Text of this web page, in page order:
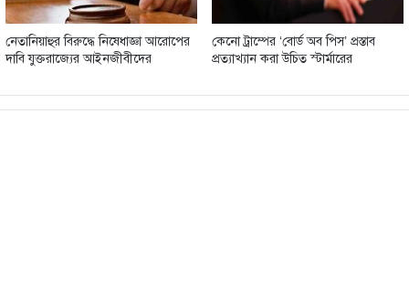
নেতানিয়াহুর বিরুদ্ধে নিষেধাজ্ঞা আরোপের
দাবি যুক্তরাজ্যের আইনজীবীদের
কেনো ট্রাম্পের ‘বোর্ড অব পিস’ প্রস্তাব
প্রত্যাখ্যান করা উচিত স্টার্মারের